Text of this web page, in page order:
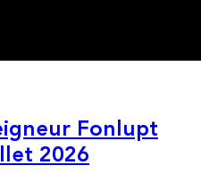
Fonlupt
2026